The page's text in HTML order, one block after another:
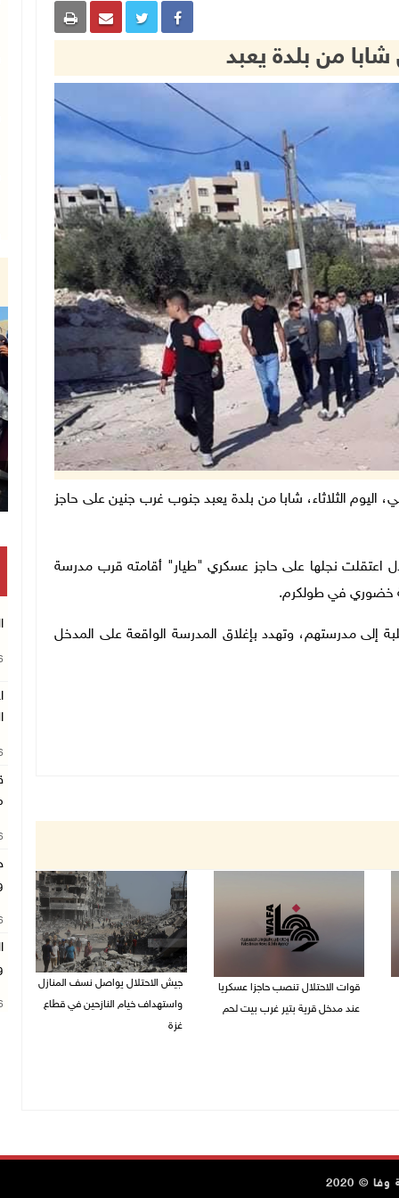
شابا من بلدة يعبد
اليوم الثلاثاء، شابا من بلدة يعبد جنوب غرب جنين على حاجز
اعتقلت نجلها على حاجز عسكري "طيار" أقامته قرب مدرسة
خضوري في طولكرم.
إلى مدرستهم، وتهدد بإغلاق المدرسة الواقعة على المدخل
قوات الاحتلال تنصب حاجزا عسكريا
عند مدخل قرية بتير غرب بيت لحم
جيش الاحتلال يواصل نسف المنازل
واستهداف خيام النازحين في قطاع
غزة
© 2020